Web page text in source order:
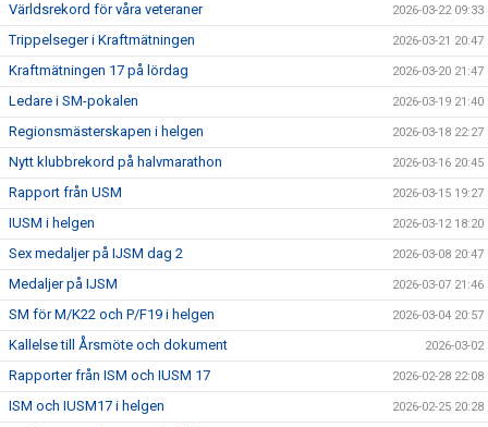
Världsrekord för våra veteraner 2026-03-22 09:33
Trippelseger i Kraftmätningen 2026-03-21 20:47
Kraftmätningen 17 på lördag 2026-03-20 21:47
Ledare i SM-pokalen 2026-03-19 21:40
Regionsmästerskapen i helgen 2026-03-18 22:27
Nytt klubbrekord på halvmarathon 2026-03-16 20:45
Rapport från USM 2026-03-15 19:27
IUSM i helgen 2026-03-12 18:20
Sex medaljer på IJSM dag 2 2026-03-08 20:47
Medaljer på IJSM 2026-03-07 21:46
SM för M/K22 och P/F19 i helgen 2026-03-04 20:57
Kallelse till Årsmöte och dokument 2026-03-02
Rapporter från ISM och IUSM 17 2026-02-28 22:08
ISM och IUSM17 i helgen 2026-02-25 20:28